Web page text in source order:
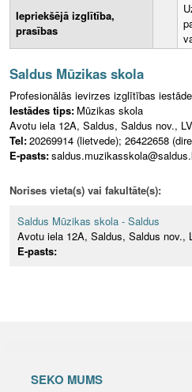
Iepriekšējā izglītība,
prasības
Saldus Mūzikas skola
Profesionālās ievirzes izglītības iestāde
Iestādes tips: Mūzikas skola
Avotu iela 12A, Saldus, Saldus nov.,
Tel:20269914 (lietvede); 26422658
E-pasts:
Norises vieta(s) vai fakultāte(s):
Saldus Mūzikas skola - Saldus
Avotu iela 12A, Saldus, Saldus nov.,
E-pasts:
SEKO MUMS